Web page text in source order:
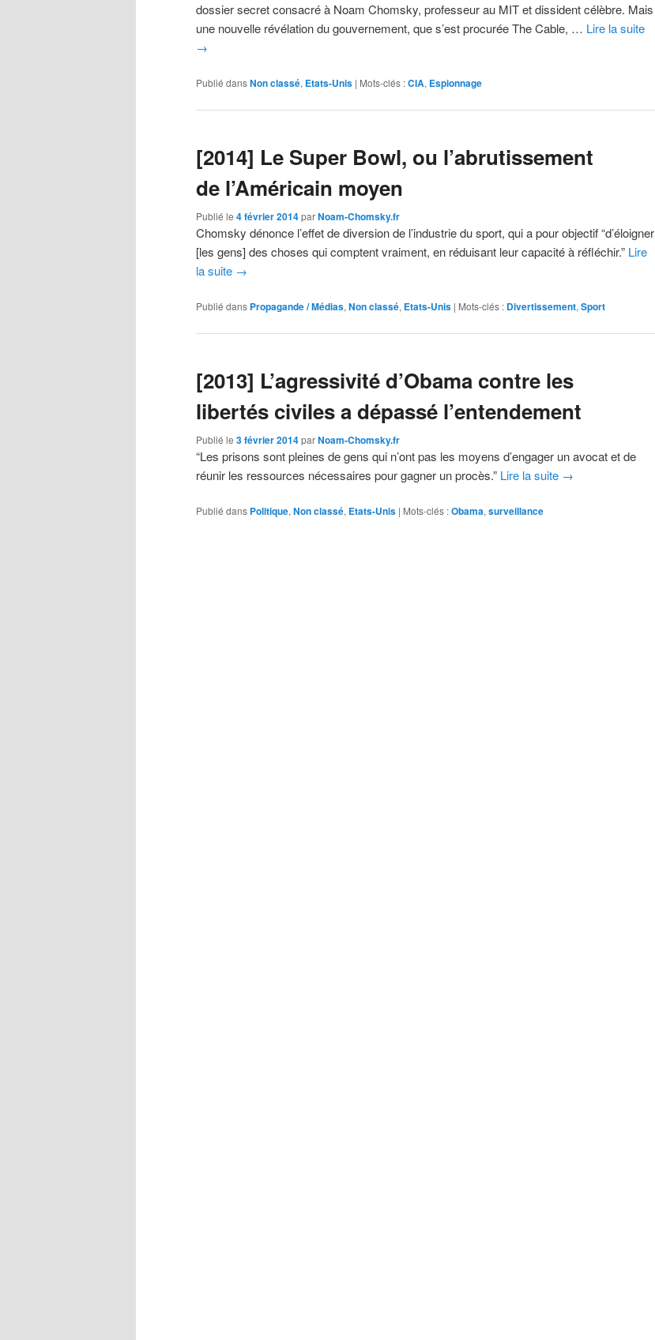
dossier secret consacré à Noam Chomsky, professeur au MIT et dissident célèbre. Mais
une nouvelle révélation du gouvernement, que s’est procurée The Cable, … Lire la suite
→
Publié dansNon classé, Etats-Unis | Mots-clés :CIA, Espionnage
[2014] Le Super Bowl, ou l’abrutissement
de l’Américain moyen
Publié le 4 février 2014parNoam-Chomsky.fr
Chomsky dénonce l’effet de diversion de l’industrie du sport, qui a pour objectif “d’éloigner
[les gens] des choses qui comptent vraiment, en réduisant leur capacité à réfléchir.” Lire
la suite →
Publié dans Propagande / Médias, Non classé, Etats-Unis | Mots-clés : Divertissement, Sport
[2013] L’agressivité d’Obama contre les
libertés civiles a dépassé l’entendement
Publié le 3 février 2014parNoam-Chomsky.fr
“Les prisons sont pleines de gens qui n’ont pas les moyens d’engager un avocat et de
réunir les ressources nécessaires pour gagner un procès.” Lire la suite →
Publié dans Politique, Non classé, Etats-Unis | Mots-clés :Obama, surveillance